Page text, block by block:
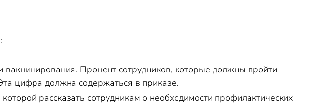
на предприятии
вакцинирования. Процент сотрудников, которые должны пройти
цифра должна содержаться в приказе.
рассказать сотрудникам о необходимости профилактических